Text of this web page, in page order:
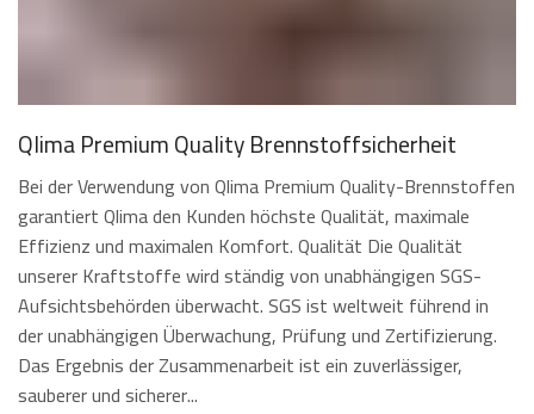
Qlima Premium Quality Brennstoffsicherheit
Bei der Verwendung von Qlima Premium Quality-Brennstoffen
garantiert Qlima den Kunden höchste Qualität, maximale
Effizienz und maximalen Komfort. Qualität Die Qualität
unserer Kraftstoffe wird ständig von unabhängigen SGS-
Aufsichtsbehörden überwacht. SGS ist weltweit führend in
der unabhängigen Überwachung, Prüfung und Zertifizierung.
Das Ergebnis der Zusammenarbeit ist ein zuverlässiger,
sauberer und sicherer...